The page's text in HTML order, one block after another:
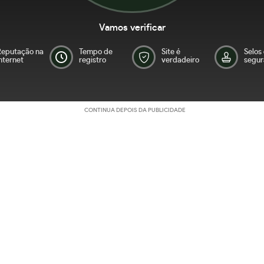
Vamos verificar
na
Tempo de
registro
Site é
verdadeiro
Selos
CONTINUA DEPOIS DA PUBLICIDADE